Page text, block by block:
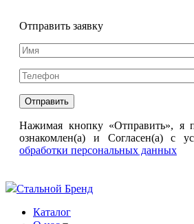
Отправить заявку
Нажимая кнопку «Отправить», я
ознакомлен(а) и Согласен(а) с
обработки персональных данных
Стальной Бренд
Каталог